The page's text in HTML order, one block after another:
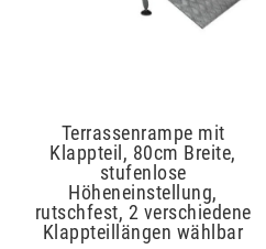
Terrassenrampe mit
Klappteil, 80cm Breite,
stufenlose
Höheneinstellung,
rutschfest, 2 verschiedene
Klappteillängen wählbar